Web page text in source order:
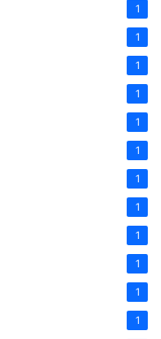
1
1
1
1
1
1
1
1
1
1
1
1